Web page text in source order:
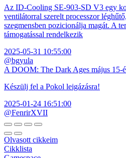
Az ID-Cooling SE-903-SD V3 egy
ventilátorral szerelt processzor
szegmensben pozicionálja magát. A
támogatással rendelkezik
2025-05-31 10:55:00
@bgyula
A DOOM: The Dark Ages május 15-
Készülj fel a Pokol leigázásra!
2025-01-24 16:51:00
@FenrirXVII
Olvasott cikkeim
Cikklista